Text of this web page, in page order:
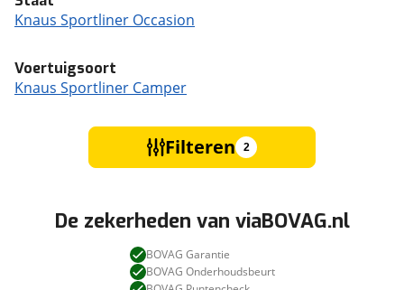
Knaus Sportliner Occasion
Voertuigsoort
Knaus Sportliner Camper
Filteren 2
De zekerheden van viaBOVAG.nl
BOVAG Garantie
BOVAG Onderhoudsbeurt